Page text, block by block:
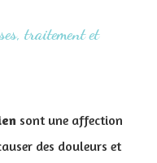
traitement et
sont une affection
des douleurs et